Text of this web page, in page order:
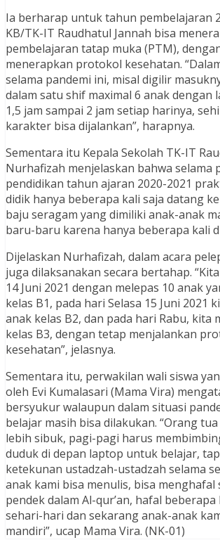
Ia berharap untuk tahun pembelajaran
KB/TK-IT Raudhatul Jannah bisa
pembelajaran tatap muka (PTM),
menerapkan protokol kesehatan.
selama pandemi ini, misal digilir
dalam satu shif maximal 6 anak dengan
1,5 jam sampai 2 jam setiap harinya,
karakter bisa dijalankan”, harapnya.
Sementara itu Kepala Sekolah TK-IT
Nurhafizah menjelaskan bahwa selama
pendidikan tahun ajaran 2020-2021
didik hanya beberapa kali saja datang
baju seragam yang dimiliki anak-anak
baru-baru karena hanya beberapa kali
Dijelaskan Nurhafizah, dalam acara
juga dilaksanakan secara bertahap.
14 Juni 2021 dengan melepas 10 anak
kelas B1, pada hari Selasa 15 Juni 2021
anak kelas B2, dan pada hari Rabu, kita
kelas B3, dengan tetap menjalankan
kesehatan”, jelasnya.
Sementara itu, perwakilan wali siswa
oleh Evi Kumalasari (Mama Vira)
bersyukur walaupun dalam situasi
belajar masih bisa dilakukan. “Orang
lebih sibuk, pagi-pagi harus
duduk di depan laptop untuk belajar,
ketekunan ustadzah-ustadzah selama
anak kami bisa menulis, bisa
pendek dalam Al-qur’an, hafal beberapa
sehari-hari dan sekarang anak-anak
mandiri”, ucap Mama Vira. (NK-01)